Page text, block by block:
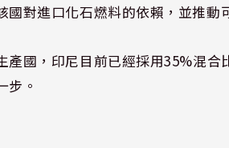
國對進口化石燃料的依賴，並推動
產國，印尼目前已經採用35%混
步。